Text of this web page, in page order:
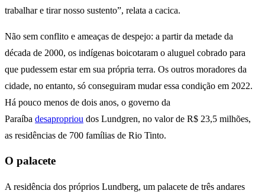
trabalhar e tirar nosso sustento”, relata a cacica.
Não sem conflito e ameaças de despejo: a partir da metade da
década de 2000, os indígenas boicotaram o aluguel cobrado para
que pudessem estar em sua própria terra. Os outros moradores da
cidade, no entanto, só conseguiram mudar essa condição em 2022.
Há pouco menos de dois anos, o governo da
Paraíba desapropriou dos Lundgren, no valor de R$ 23,5 milhões,
as residências de 700 famílias de Rio Tinto.
O palacete
A residência dos próprios Lundberg, um palacete de três andares